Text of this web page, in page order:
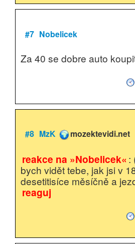
#7 Nobelicek
Za 40 se dobre auto
#8 MzK mozektevidi.net
reakce na »Nobelicek« :
bych vidět tebe, jak jsi v
desetitisíce měsíčně a
reaguj